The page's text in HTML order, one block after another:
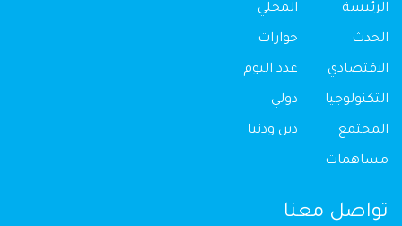
الرئيسة
الحدث
الاقتصادي
التكنولوجيا
المجتمع
مساهمات
المحلي
حوارات
عدد اليوم
دولي
دين ودنيا
تواصل معنا